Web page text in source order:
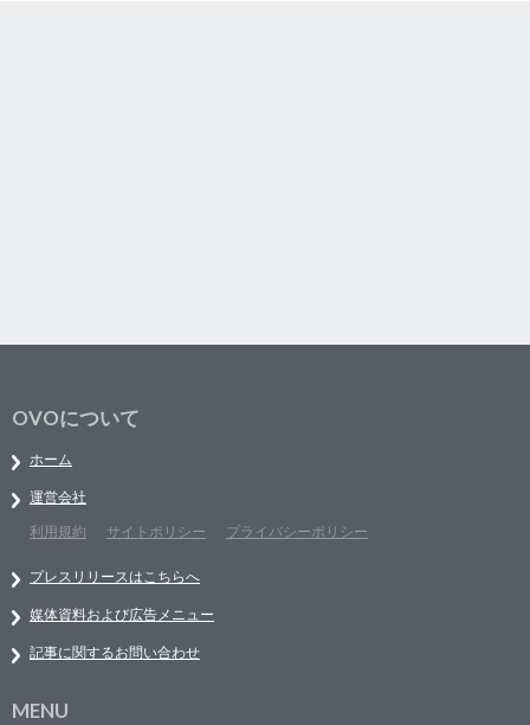
OVOについて
ホーム
運営会社
利用規約
サイトポリシー プライバシーポリシー
プレスリリースはこちらへ
媒体資料および広告メニュー
記事に関するお問い合わせ
MENU